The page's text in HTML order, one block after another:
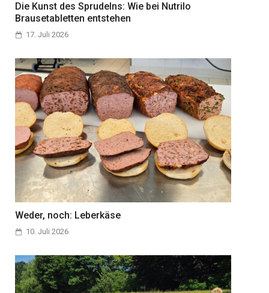
Die Kunst des Sprudelns: Wie bei Nutrilo
Brausetabletten entstehen
17. Juli 2026
Weder, noch: Leberkäse
10. Juli 2026